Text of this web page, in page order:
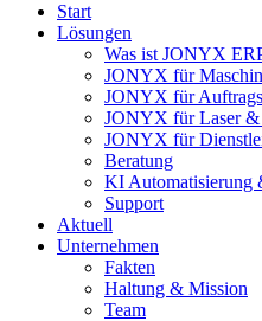
Start
Lösungen
Was ist JONYX
JONYX für
JONYX für
JONYX für Laser &
JONYX für
Beratung
KI Automatisierung
Support
Aktuell
Unternehmen
Fakten
Haltung & Mission
Team